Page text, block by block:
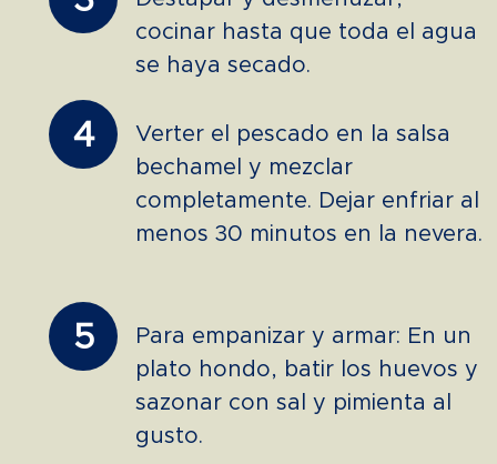
cocinar hasta que toda el agua
se haya secado.
4
Verter el pescado en la salsa
bechamel y mezclar
completamente. Dejar enfriar al
menos 30 minutos en la nevera.
5
Para empanizar y armar: En un
plato hondo, batir los huevos y
sazonar con sal y pimienta al
gusto.